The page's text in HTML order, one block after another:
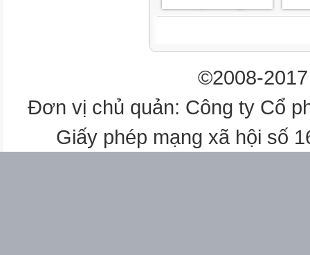
Đọc, viết được các số
tròn trăm nghìn
03.
thập phân của một số
©2008-
Đơn vị chủ quản: Công ty Cổ
Giấy phép mạng xã hội số